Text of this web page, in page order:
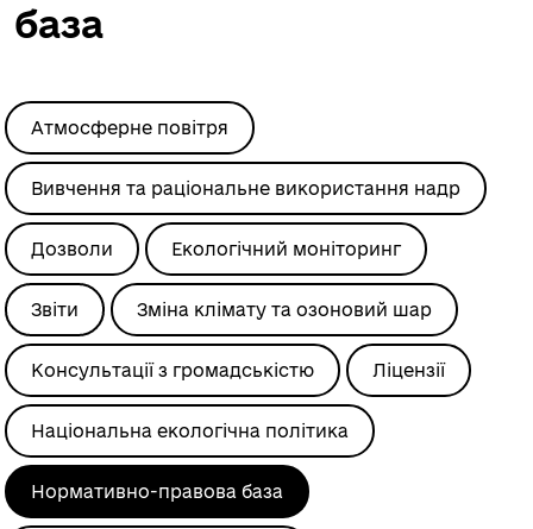
база
Атмосферне повітря
Вивчення та раціональне використання надр
Дозволи Екологічний моніторинг
Звіти Зміна клімату та озоновий шар
Консультації з громадськістю Ліцензії
Національна екологічна політика
Нормативно-правова база